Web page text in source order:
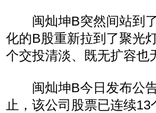
闽灿坤B突然间站到了
化的B股重新拉到了聚光
个交投清淡、既无扩容也
闽灿坤B今日发布公告
止，该公司股票已连续